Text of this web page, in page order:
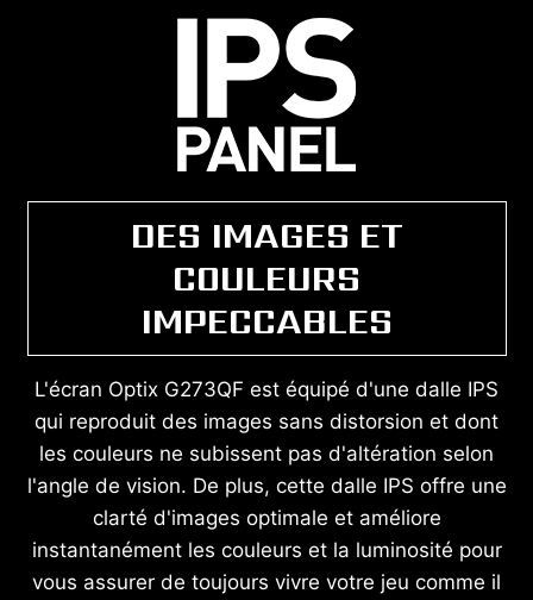
DES IMAGES ET
COULEURS
IMPECCABLES
L'écran Optix G273QF est équipé d'une dalle IPS
qui reproduit des images sans distorsion et dont
les couleurs ne subissent pas d'altération selon
l'angle de vision. De plus, cette dalle IPS offre une
clarté d'images optimale et améliore
instantanément les couleurs et la luminosité pour
vous assurer de toujours vivre votre jeu comme il